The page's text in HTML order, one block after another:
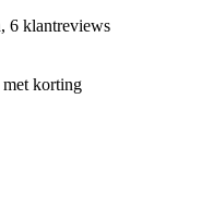
6 klantreviews
korting